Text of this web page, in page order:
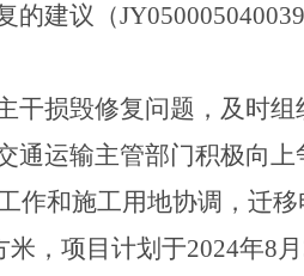
的建议（JY050005040039
干损毁修复问题，及时
运输主管部门积极向
作和施工用地协调，迁
米，项目计划于2024年8月